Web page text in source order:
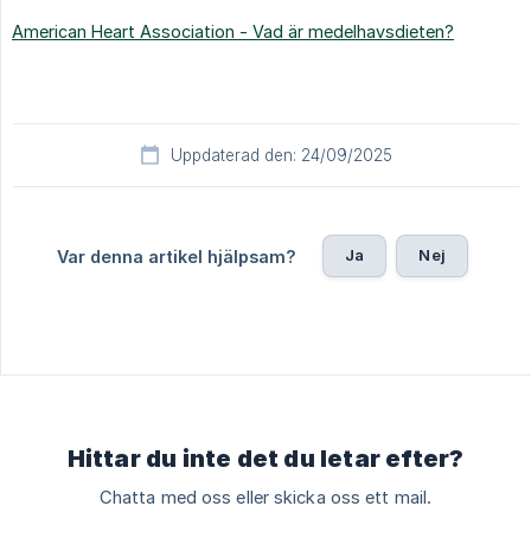
American Heart Association - Vad är medelhavsdieten?
Uppdaterad den: 24/09/2025
Var denna artikel hjälpsam? Ja Nej
Hittar du inte det du letar efter?
Chatta med oss eller skicka oss ett mail.